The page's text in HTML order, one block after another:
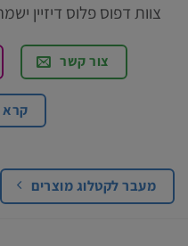
צוות דפוס פלוס דיזיין
צור קשר
קרא
מעבר לקטלוג מוצרים